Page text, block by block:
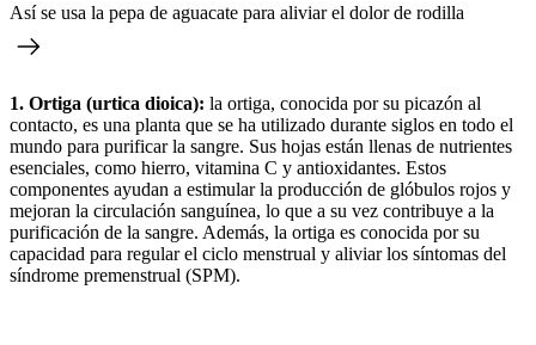
Así se usa la pepa de aguacate para aliviar el dolor de rodilla
1. Ortiga (urtica dioica): la ortiga, conocida por su picazón al
contacto, es una planta que se ha utilizado durante siglos en todo el
mundo para purificar la sangre. Sus hojas están llenas de nutrientes
esenciales, como hierro, vitamina C y antioxidantes. Estos
componentes ayudan a estimular la producción de glóbulos rojos y
mejoran la circulación sanguínea, lo que a su vez contribuye a la
purificación de la sangre. Además, la ortiga es conocida por su
capacidad para regular el ciclo menstrual y aliviar los síntomas del
síndrome premenstrual (SPM).